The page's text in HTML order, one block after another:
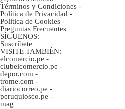
Términos y Condiciones -
Política de Privacidad -
Politica de Cookies -
Preguntas Frecuentes
SÍGUENOS:
Suscríbete
VISITE TAMBIÉN:
elcomercio.pe -
clubelcomercio.pe -
depor.com -
trome.com -
diariocorreo.pe -
peruquiosco.pe -
mag